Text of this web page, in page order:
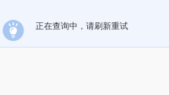
正在查询中，请刷新重试